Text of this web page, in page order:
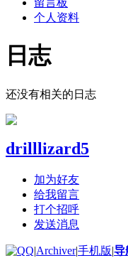
个人资料
日志
还没有相关的日志
drilllizard5
加为好友
给我留言
打个招呼
发送消息
|Archiver|手机版|导